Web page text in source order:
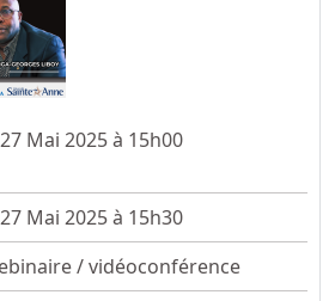
Mai 2025 à 15h00
Mai 2025 à 15h30
/ vidéoconférence